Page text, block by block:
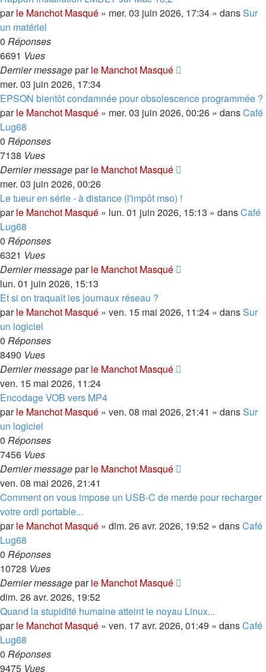
parle Manchot Masqué » mer. 03 juin 2026, 17:34 » dansSur
un matériel
0 Réponses
6691 Vues
Dernier messageparle Manchot Masqué
mer. 03 juin 2026, 17:34
EPSON bientôt condamnée pour obsolescence programmée ?
parle Manchot Masqué » mer. 03 juin 2026, 00:26 » dansCafé
Lug68
0 Réponses
7138 Vues
Dernier messageparle Manchot Masqué
mer. 03 juin 2026, 00:26
Le tueur en série - à distance (l'impôt mso) !
parle Manchot Masqué » lun. 01 juin 2026, 15:13 » dansCafé
Lug68
0 Réponses
6321 Vues
Dernier messageparle Manchot Masqué
lun. 01 juin 2026, 15:13
Et si on traquait les journaux réseau ?
parle Manchot Masqué » ven. 15 mai 2026, 11:24 » dansSur
un logiciel
0 Réponses
8490 Vues
Dernier messageparle Manchot Masqué
ven. 15 mai 2026, 11:24
Encodage VOB vers MP4
parle Manchot Masqué » ven. 08 mai 2026, 21:41 » dansSur
un logiciel
0 Réponses
7456 Vues
Dernier messageparle Manchot Masqué
ven. 08 mai 2026, 21:41
Comment on vous impose un USB-C de merde pour recharger
votre ordi portable...
parle Manchot Masqué » dim. 26 avr. 2026, 19:52 » dansCafé
Lug68
0 Réponses
10728 Vues
Dernier messageparle Manchot Masqué
dim. 26 avr. 2026, 19:52
Quand la stupidité humaine atteint le noyau Linux...
parle Manchot Masqué » ven. 17 avr. 2026, 01:49 » dansCafé
Lug68
0 Réponses
9475 Vues